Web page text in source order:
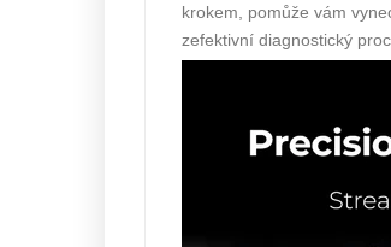
krokem, pomůže vám
zefektivní diagnostický